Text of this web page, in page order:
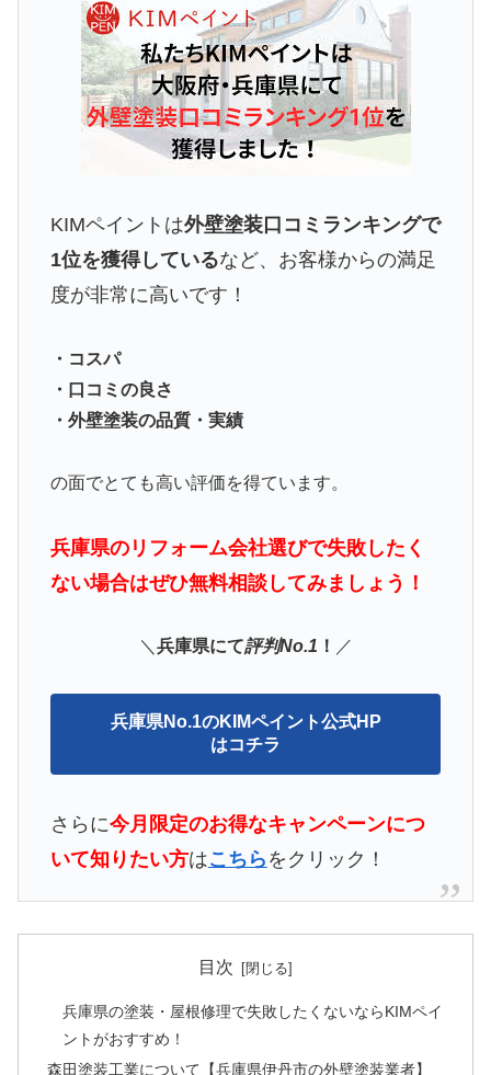
KIMペイントは外壁塗装口コミランキングで
1位を獲得しているなど、お客様からの満足
度が非常に高いです！
・コスパ
・口コミの良さ
・外壁塗装の品質・実績
の面でとても高い評価を得ています。
兵庫県のリフォーム会社選びで失敗したく
ない場合はぜひ無料相談してみましょう！
＼ 兵庫県にて評判No.1 ！ ／
兵庫県No.1のKIMペイント公式HP
はコチラ
さらに今月限定のお得なキャンペーンにつ
いて知りたい方はこちら をクリック！
目次
兵庫県の塗装・屋根修理で失敗したくないならKIMペイ
ントがおすすめ！
森田塗装工業について【兵庫県伊丹市の外壁塗装業者】